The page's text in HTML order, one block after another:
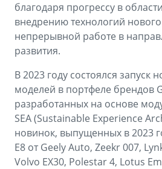
благодаря прогрессу в
внедрению технологий
непрерывной работе в
развития.
В 2023 году состоялся запуск
моделей в портфеле брендов
разработанных на основе
SEA (Sustainable Experience
новинок, выпущенных в 2023
E8 от Geely Auto, Zeekr 007,
Volvo EX30, Polestar 4, Lotus